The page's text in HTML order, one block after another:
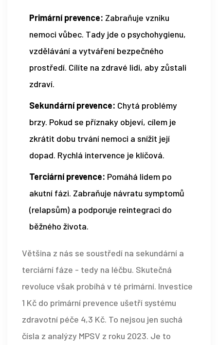
Primární prevence: Zabraňuje vzniku
nemoci vůbec. Tady jde o psychohygienu,
vzdělávání a vytváření bezpečného
prostředí. Cílíte na zdravé lidi, aby zůstali
zdraví.
Sekundární prevence: Chytá problémy
brzy. Pokud se příznaky objeví, cílem je
zkrátit dobu trvání nemoci a snížit její
dopad. Rychlá intervence je klíčová.
Terciární prevence: Pomáhá lidem po
akutní fázi. Zabraňuje návratu symptomů
(relapsům) a podporuje reintegraci do
běžného života.
Většina z nás se soustředí na sekundární a
terciární fáze - tedy na léčbu. Skutečná
revoluce však probíhá v té primární. Investice
1 Kč do primární prevence ušetří systému
zdravotní péče 4,3 Kč. To nejsou jen suchá
čísla z analýzy MPSV z roku 2023. Je to